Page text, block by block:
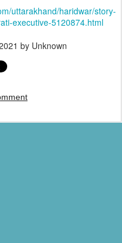
uttarakhand/haridwar/story-
executive-5120874.html
by Unknown